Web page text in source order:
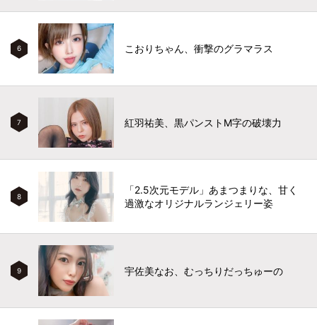
6 こおりちゃん、衝撃のグラマラス
7 紅羽祐美、黒パンストM字の破壊力
8
「2.5次元モデル」あまつまりな、甘く
過激なオリジナルランジェリー姿
9 宇佐美なお、むっちりだっちゅーの